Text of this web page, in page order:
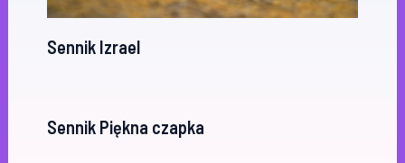
Sennik Izrael
Sennik Piękna czapka